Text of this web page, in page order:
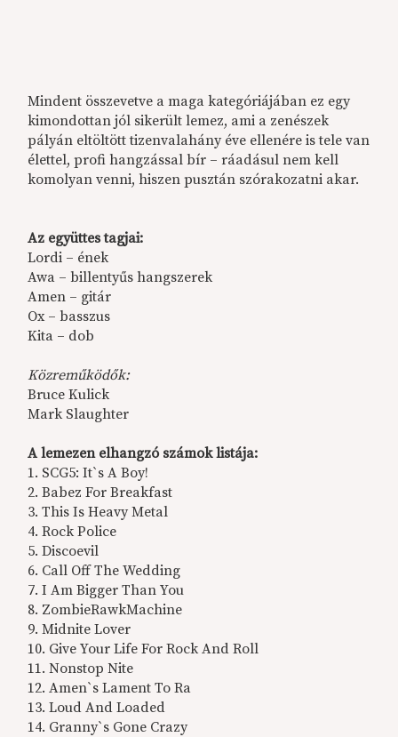
Mindent összevetve a maga kategóriájában ez egy
kimondottan jól sikerült lemez, ami a zenészek
pályán eltöltött tizenvalahány éve ellenére is tele van
élettel, profi hangzással bír – ráadásul nem kell
komolyan venni, hiszen pusztán szórakozatni akar.
Az együttes tagjai:
Lordi – ének
Awa – billentyűs hangszerek
Amen – gitár
Ox – basszus
Kita – dob
Közreműködők:
Bruce Kulick
Mark Slaughter
A lemezen elhangzó számok listája:
1. SCG5: It`s A Boy!
2. Babez For Breakfast
3. This Is Heavy Metal
4. Rock Police
5. Discoevil
6. Call Off The Wedding
7. I Am Bigger Than You
8. ZombieRawkMachine
9. Midnite Lover
10. Give Your Life For Rock And Roll
11. Nonstop Nite
12. Amen`s Lament To Ra
13. Loud And Loaded
14. Granny`s Gone Crazy